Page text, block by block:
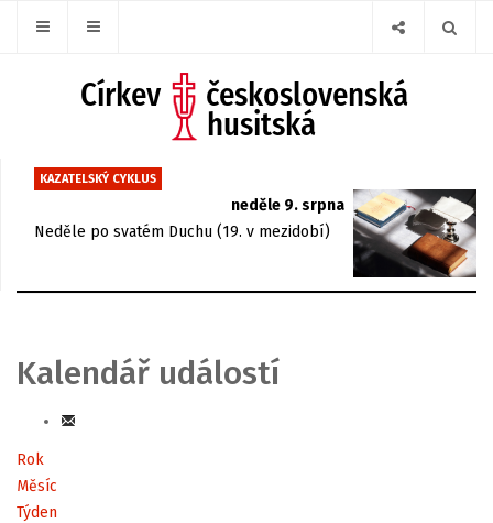
KAZATELSKÝ CYKLUS
neděle 9. srpna
Neděle po svatém Duchu (19. v mezidobí)
Kalendář událostí
Rok
Měsíc
Týden